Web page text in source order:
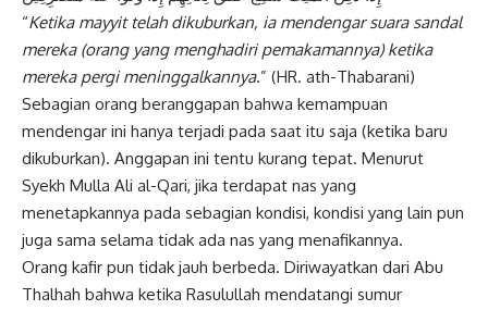
“Ketika mayyit telah dikuburkan, ia mendengar suara sandal
mereka (orang yang menghadiri pemakamannya) ketika
mereka pergi meninggalkannya.” (HR. ath-Thabarani)
Sebagian orang beranggapan bahwa kemampuan
mendengar ini hanya terjadi pada saat itu saja (ketika baru
dikuburkan). Anggapan ini tentu kurang tepat. Menurut
Syekh Mulla Ali al-Qari, jika terdapat nas yang
menetapkannya pada sebagian kondisi, kondisi yang lain pun
juga sama selama tidak ada nas yang menafikannya.
Orang kafir pun tidak jauh berbeda. Diriwayatkan dari Abu
Thalhah bahwa ketika Rasulullah mendatangi sumur